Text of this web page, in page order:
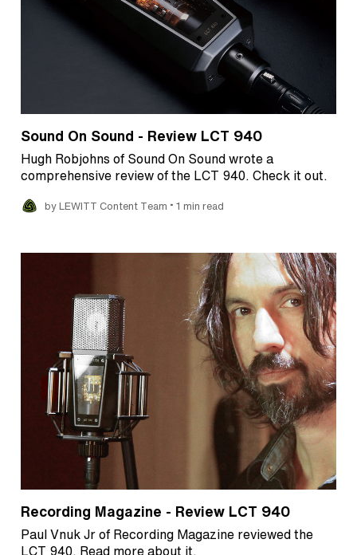
Sound On Sound - Review LCT 940
Hugh Robjohns of Sound On Sound wrote a
comprehensive review of the LCT 940. Check it out.
by LEWITT Content Team • 1 min read
Recording Magazine - Review LCT 940
Paul Vnuk Jr of Recording Magazine reviewed the